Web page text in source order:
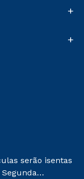
+
+
serão isentas